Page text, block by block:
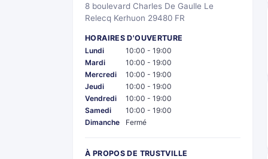
8 boulevard Charles De Gaulle Le
Relecq Kerhuon 29480 FR
HORAIRES D'OUVERTURE
Lundi
10:00 - 19:00
Mardi
10:00 - 19:00
Mercredi
10:00 - 19:00
Jeudi
10:00 - 19:00
Vendredi
10:00 - 19:00
Samedi
10:00 - 19:00
Dimanche
Fermé
À PROPOS DE TRUSTVILLE